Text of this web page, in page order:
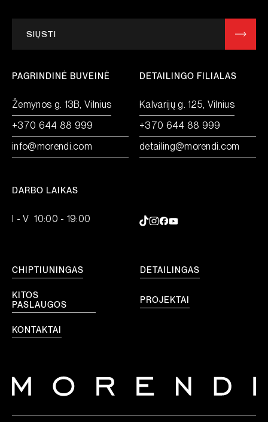
PAGRINDINĖ BUVEINĖ
Žemynos g. 13B, Vilnius
+370 644 88 999
info@morendi.com
DETAILINGO FILIALAS
Kalvarijų g. 125, Vilnius
+370 644 88 999
detailing@morendi.com
DARBO LAIKAS
I - V 10:00 - 19:00
CHIPTIUNINGAS DETAILINGAS
KITOS
PASLAUGOS
PROJEKTAI
KONTAKTAI
SIŲSTI